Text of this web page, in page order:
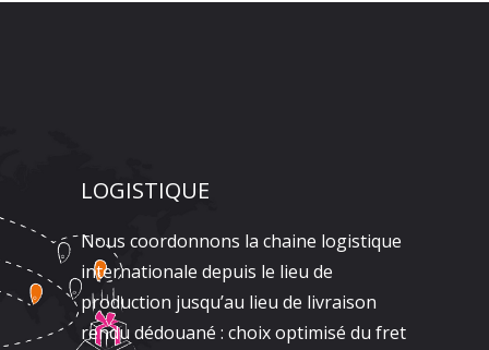
LOGISTIQUE
Nous coordonnons la chaine logistique
internationale depuis le lieu de
production jusqu’au lieu de livraison
rendu dédouané : choix optimisé du fret